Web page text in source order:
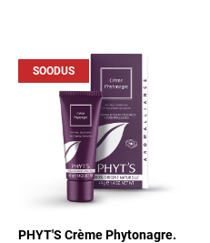
SOODUS
PHYT'S Crème Phytonagre.